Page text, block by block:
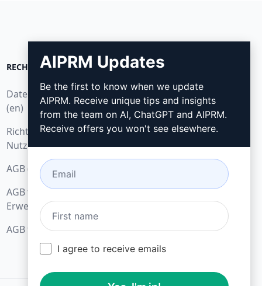
RECHTLICHES
Datenschutzbestimmungen
(en)
Richtlinien zur akzeptablen
Nutzung (en)
AGB (en)
AGB für Browser-
Erweiterungen (en)
AGB für Verrechnung (en)
HERUNTERLADEN
Wie installieren?
Google Chrome
AIPRM Updates
Be the first to know when we update
AIPRM. Receive unique tips and insights
from the team on AI, ChatGPT and AIPRM.
Receive offers you won't see elsewhere.
I agree to receive emails